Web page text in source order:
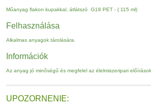
Műanyag flakon kupakkal, átlátszó G18 PET - ( 115 ml)
Felhasználása
Alkalmas anyagok tárolására.
Információk
Az anyag jó minőségű és megfelel az élelmiszeripari
UPOZORNENIE: